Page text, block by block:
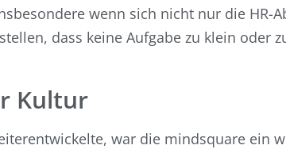
wenn sich nicht nur die
dass keine Aufgabe zu klein oder
Kultur
war die mindsquare ein